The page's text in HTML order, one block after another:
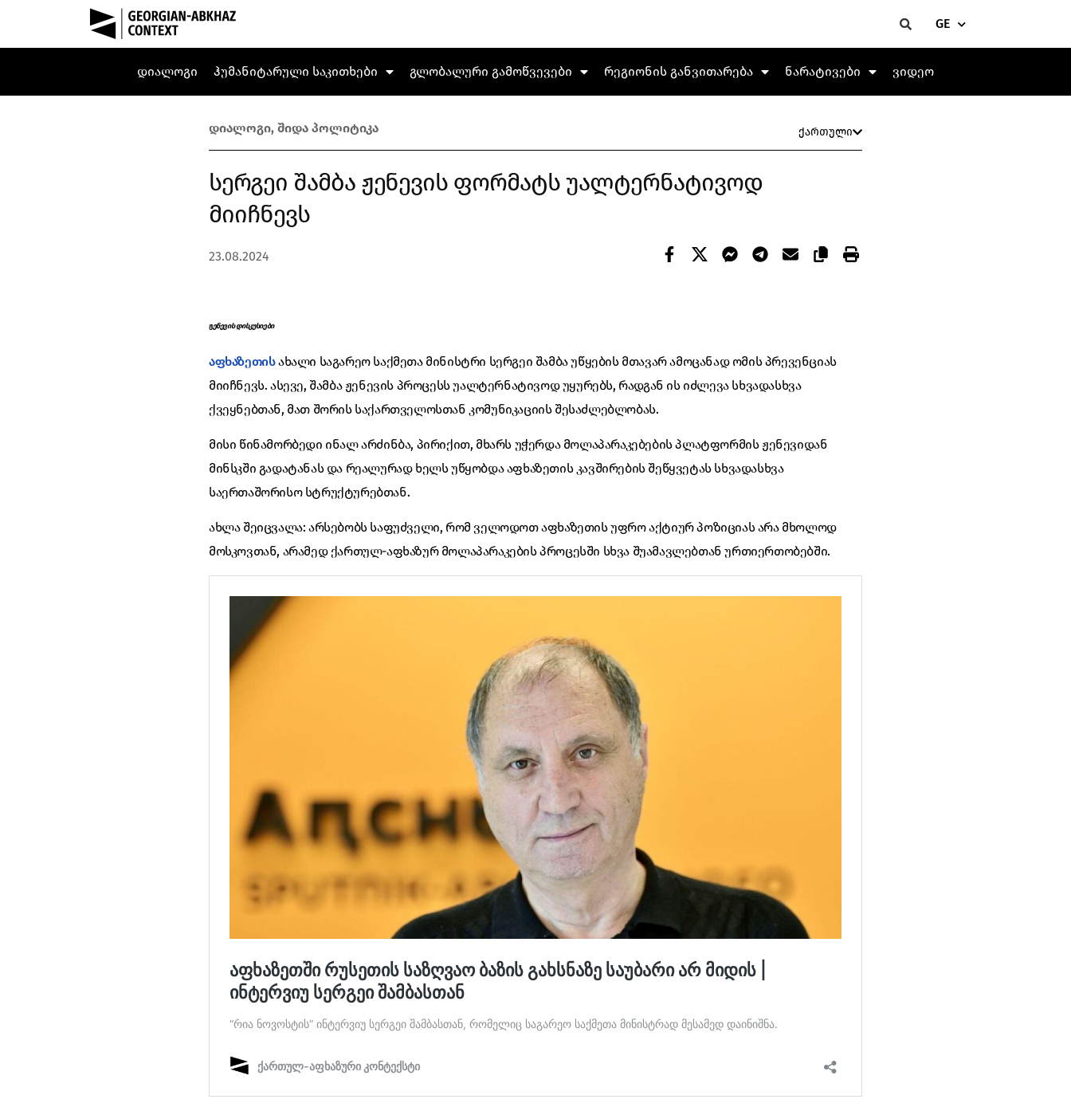
GE
დიალოგი ჰუმანიტარული საკითხები გლობალური გამოწვევები რეგიონის განვითარება ნარატივები ვიდეო
დიალოგი, შიდა პოლიტიკა ქართული
სერგეი შამბა ჟენევის ფორმატს უალტერნატივოდ
მიიჩნევს
23.08.2024
ჟენევის დისკუსიები
აფხაზეთისახალი საგარეო საქმეთა მინისტრი სერგეი შამბა უწყების მთავარ ამოცანად ომის პრევენციას
მიიჩნევს. ასევე, შამბა ჟენევის პროცესს უალტერნატივოდ უყურებს, რადგან ის იძლევა სხვადასხვა
ქვეყნებთან, მათ შორის საქართველოსთან კომუნიკაციის შესაძლებლობას.
მისი წინამორბედი ინალ არძინბა, პირიქით, მხარს უჭერდა მოლაპარაკებების პლატფორმის ჟენევიდან
მინსკში გადატანას და რეალურად ხელს უწყობდა აფხაზეთის კავშირების შეწყვეტას სხვადასხვა
საერთაშორისო სტრუქტურებთან.
ახლა შეიცვალა: არსებობს საფუძველი, რომ ველოდოთ აფხაზეთის უფრო აქტიურ პოზიციას არა მხოლოდ
მოსკოვთან, არამედ ქართულ-აფხაზურ მოლაპარაკების პროცესში სხვა შუამავლებთან ურთიერთობებში.